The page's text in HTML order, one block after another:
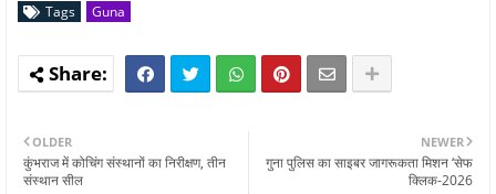
Tags Guna
NEWER
गुना पुलिस का साइबर जागरूकता मिशन ‘सेफ
क्लिक-2026
OLDER
कुंभराज में कोचिंग संस्थानों का निरीक्षण, तीन
संस्थान सील